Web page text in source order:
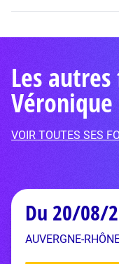
Les
Véronique
VOIR TOUTES SES
Du 20/08/
AUVERGNE-